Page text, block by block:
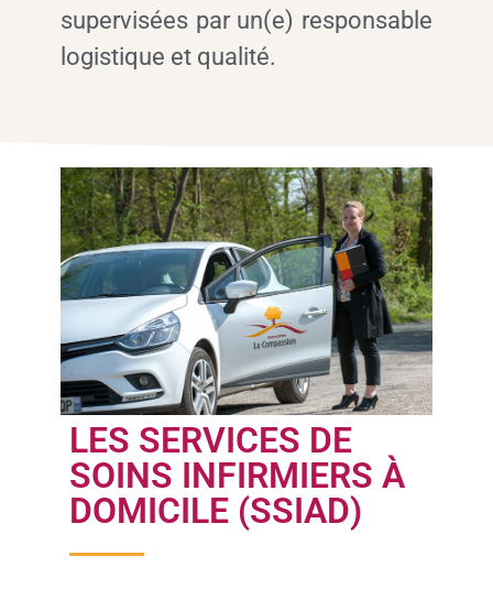
supervisées par un(e) responsable
logistique et qualité.
LES SERVICES DE
SOINS INFIRMIERS À
DOMICILE (SSIAD)